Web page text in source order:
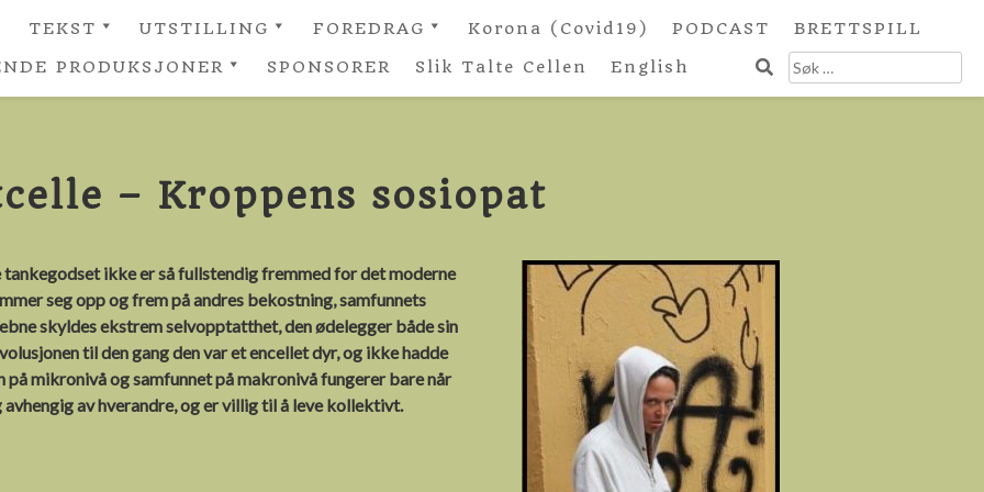
–
TEKST
Pandemien over nå?
Kroppens sosiopat
Fotnoten: Om kreft
og aldring
Bergens Tidende –
Om HIV vaksine
Klassekampen –
UTSTILLING
Folk trenger Folk
Talentsenteret
Hvordan blir du deg?
Arv eller miljø?
Molekylærbiologisk
Høstferieleir
FOREDRAG
Toleransen
Immunologi og
Kurs i Karsinom
Kristine Kreftcelle –
Kroppens sosiopat
Korona (Covid19) PODCAST
BRETTSPILL
PRODUKSJONER SPONSORER Slik Talte Cellen English
Søk
etter:
– Kroppens sosiopat
ikke er så fullstendig fremmed for det moderne
seg opp og frem på andres bekostning, samfunnets
skyldes ekstrem selvopptatthet, den ødelegger både sin
til den gang den var et encellet dyr, og ikke hadde
mikronivå og samfunnet på makronivå fungerer bare når
av hverandre, og er villig til å leve kollektivt.